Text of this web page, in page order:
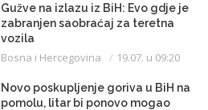
Gužve na izlazu iz BiH: Evo gdje je
zabranjen saobraćaj za teretna
vozila
Bosna i Hercegovina 19.07. u 09:20
Novo poskupljenje goriva u BiH na
pomolu, litar bi ponovo mogao